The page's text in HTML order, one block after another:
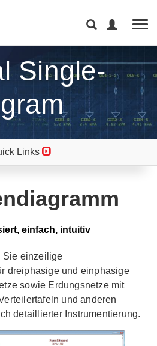
Single-
Links
einfach, intuitiv
Sie einzeilige
dreiphasige und einphasige
sowie Erdungsnetze mit
und anderen
detaillierter Instrumentierung.